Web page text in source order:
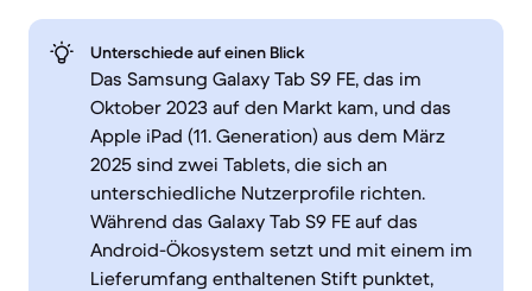
Unterschiede auf einen Blick
Das Samsung Galaxy Tab S9 FE, das im
Oktober 2023 auf den Markt kam, und das
Apple iPad (11. Generation) aus dem März
2025 sind zwei Tablets, die sich an
unterschiedliche Nutzerprofile richten.
Während das Galaxy Tab S9 FE auf das
Android-Ökosystem setzt und mit einem im
Lieferumfang enthaltenen Stift punktet,